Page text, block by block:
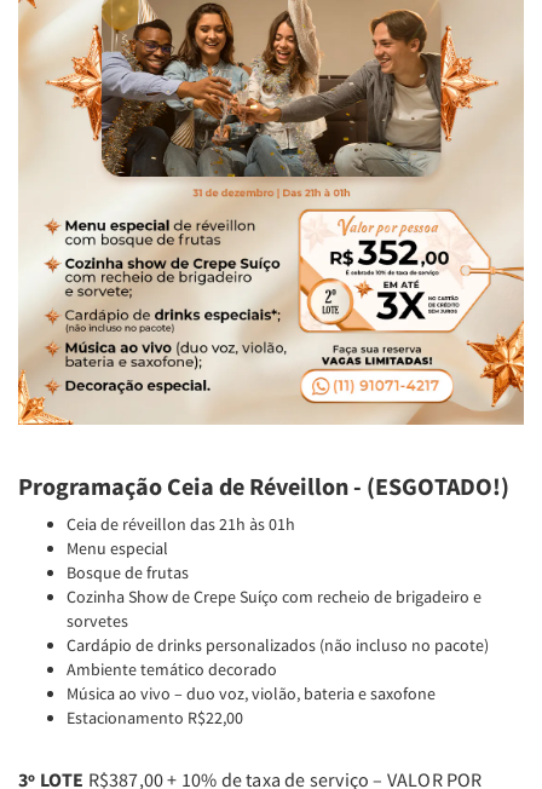
Programação Ceia de Réveillon - (ESGOTADO!)
Ceia de réveillon das 21h às 01h
Menu especial
Bosque de frutas
Cozinha Show de Crepe Suíço com recheio de brigadeiro e
sorvetes
Cardápio de drinks personalizados (não incluso no pacote)
Ambiente temático decorado
Música ao vivo – duo voz, violão, bateria e saxofone
Estacionamento R$22,00
3º LOTE R$387,00 + 10% de taxa de serviço – VALOR POR